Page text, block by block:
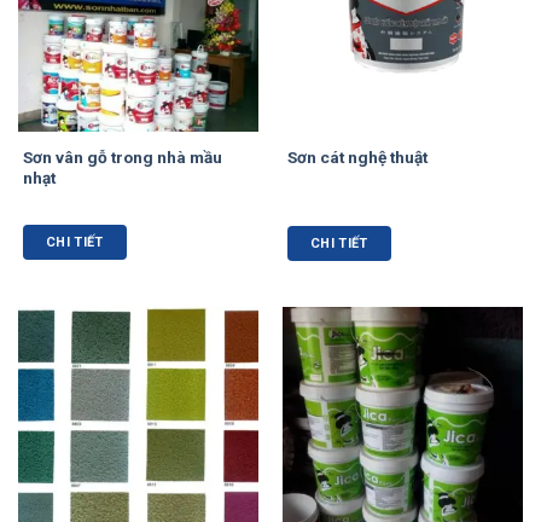
Sơn vân gỗ trong nhà mầu
nhạt
CHI TIẾT
Sơn cát nghệ thuật
CHI TIẾT